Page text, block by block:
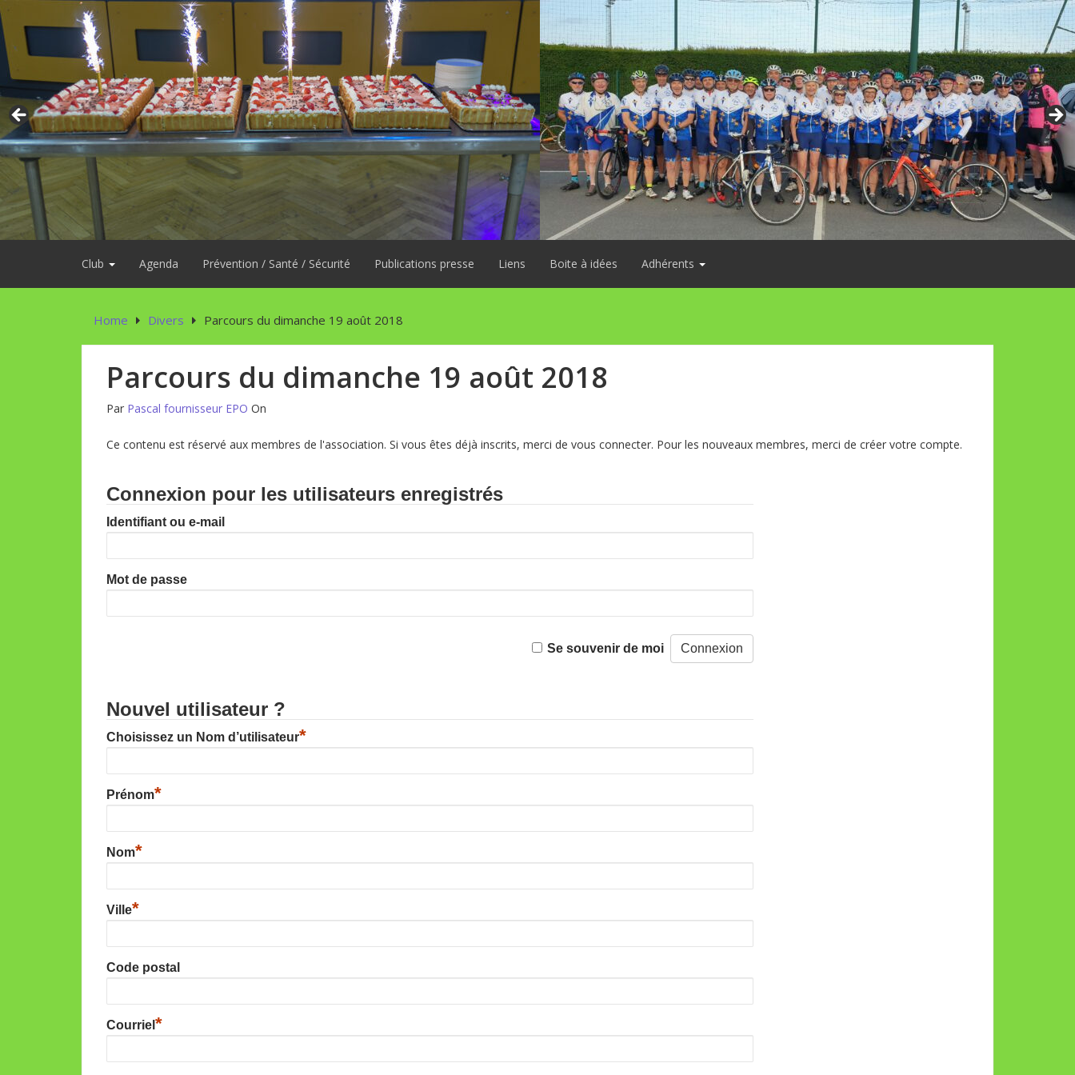
to
content
Club Agenda Prévention / Santé / Sécurité Publications presse Liens Boite à idées Adhérents
Home Divers Parcours du dimanche 19 août 2018
Parcours du dimanche 19 août 2018
Par Pascal fournisseur EPO On
Ce contenu est réservé aux membres de l'association. Si vous êtes déjà inscrits, merci de vous connecter. Pour les nouveaux membres, merci de créer votre compte.
Connexion pour les utilisateurs enregistrés
Identifiant ou e-mail
Mot de passe
Se souvenir de moi
Nouvel utilisateur ?
Choisissez un Nom d’utilisateur*
Prénom*
Nom*
Ville*
Code postal
Courriel *